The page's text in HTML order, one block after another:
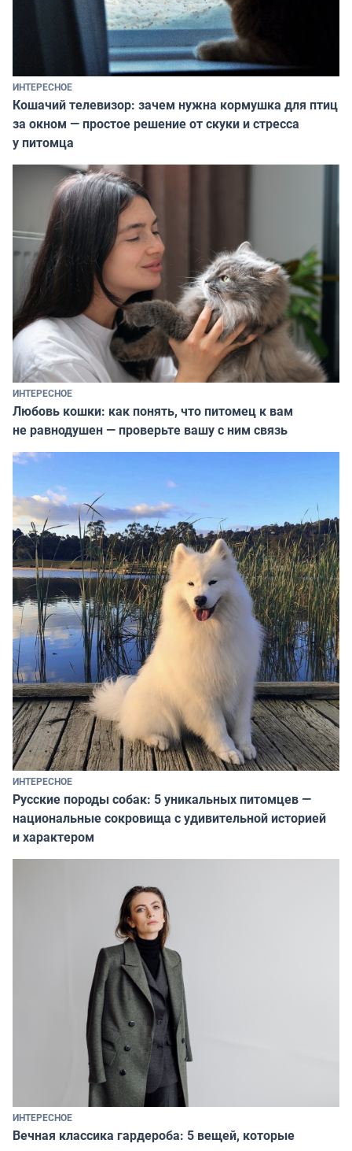
ИНТЕРЕСНОЕ
Кошачий телевизор: зачем нужна кормушка для птиц
за окном — простое решение от скуки и стресса
у питомца
ИНТЕРЕСНОЕ
Любовь кошки: как понять, что питомец к вам
не равнодушен — проверьте вашу с ним связь
ИНТЕРЕСНОЕ
Русские породы собак: 5 уникальных питомцев —
национальные сокровища с удивительной историей
и характером
ИНТЕРЕСНОЕ
Вечная классика гардероба: 5 вещей, которые